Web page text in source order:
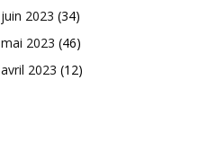
juin 2023 (34)
mai 2023 (46)
avril 2023 (12)